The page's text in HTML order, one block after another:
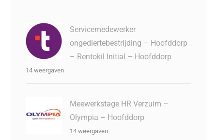
Servicemedewerker
ongediertebestrijding – Hoofddorp
– Rentokil Initial – Hoofddorp
14 weergaven
Meewerkstage HR Verzuim –
Olympia – Hoofddorp
14 weergaven